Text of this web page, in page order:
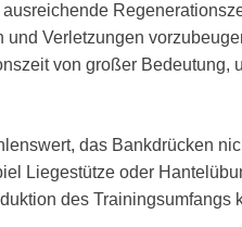
und Verletzungen
von großer Bedeutung,
das Bankdrücken
Liegestütze oder
des Trainingsumfangs